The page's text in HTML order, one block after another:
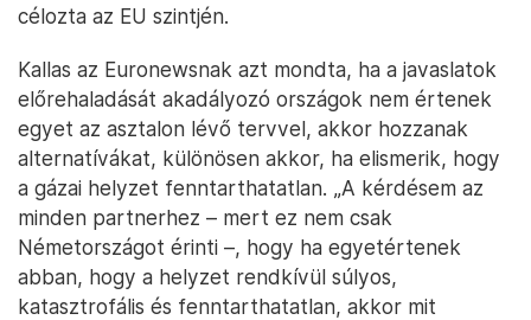
célozta az EU szintjén.
Kallas az Euronewsnak azt mondta, ha a javaslatok
előrehaladását akadályozó országok nem értenek
egyet az asztalon lévő tervvel, akkor hozzanak
alternatívákat, különösen akkor, ha elismerik, hogy
a gázai helyzet fenntarthatatlan. „A kérdésem az
minden partnerhez – mert ez nem csak
Németországot érinti –, hogy ha egyetértenek
abban, hogy a helyzet rendkívül súlyos,
katasztrofális és fenntarthatatlan, akkor mit